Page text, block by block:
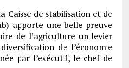
Caisse de stabilisation et de
apporte une belle preuve
de l’agriculture un levier
de l’économie
par l’exécutif, le chef de